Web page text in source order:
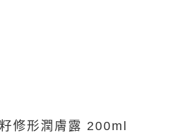
形潤膚露 200ml